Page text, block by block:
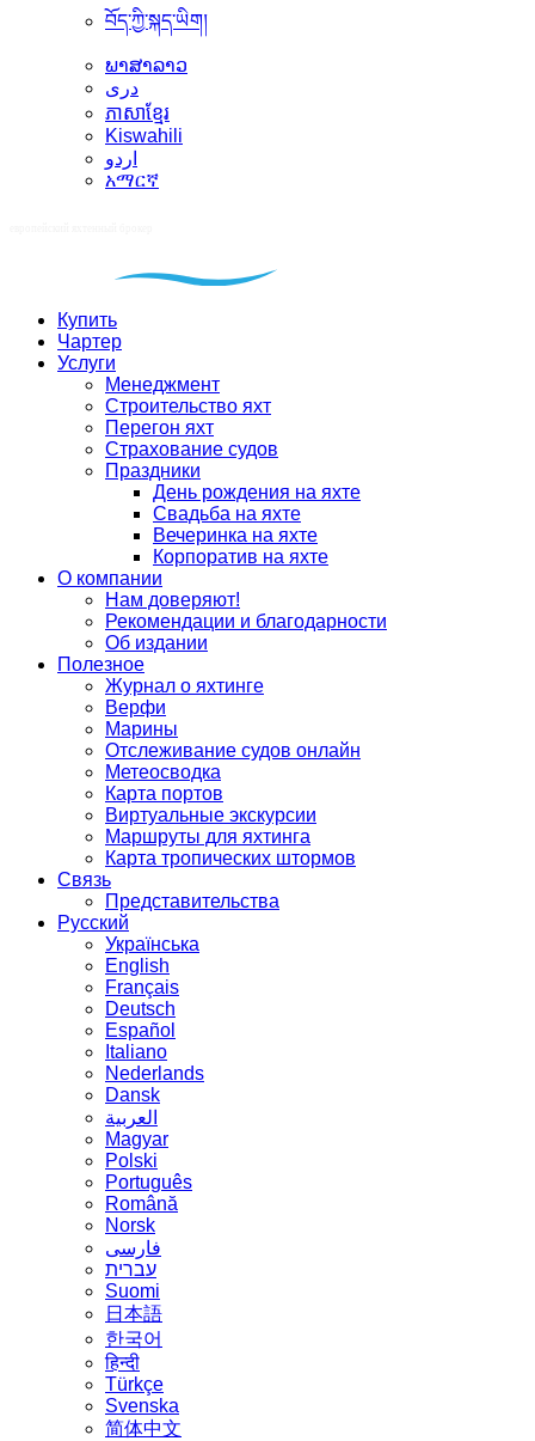
བོད་ཀྱི་སྐད་ཡིག།
ພາສາລາວ
دری
ភាសាខ្មែរ
Kiswahili
اردو
አማርኛ
Купить
Чартер
Услуги
Менеджмент
Строительство яхт
Перегон яхт
Страхование судов
Праздники
День рождения на яхте
Свадьба на яхте
Вечеринка на яхте
Корпоратив на яхте
О компании
Нам доверяют!
Рекомендации и благодарности
Об издании
Полезное
Журнал о яхтинге
Верфи
Марины
Отслеживание судов онлайн
Метеосводка
Карта портов
Виртуальные экскурсии
Маршруты для яхтинга
Карта тропических штормов
Связь
Представительства
Русский
Українська
English
Français
Deutsch
Español
Italiano
Nederlands
Dansk
العربية
Magyar
Polski
Português
Română
Norsk
فارسی
עברית
Suomi
日本語
한국어
हिन्दी
Türkçe
Svenska
简体中文